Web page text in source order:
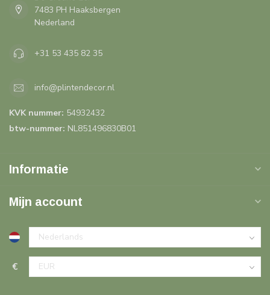
7483 PH Haaksbergen
Nederland
+31 53 435 82 35
info@plintendecor.nl
KVK nummer: 54932432
btw-nummer: NL851496830B01
Informatie
Mijn account
€